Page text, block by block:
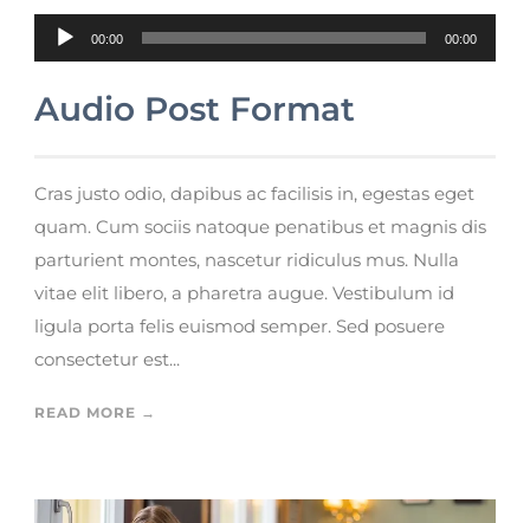
Reproductor de audio
00:00 00:00
Audio Post Format
Cras justo odio, dapibus ac facilisis in, egestas eget
quam. Cum sociis natoque penatibus et magnis dis
parturient montes, nascetur ridiculus mus. Nulla
vitae elit libero, a pharetra augue. Vestibulum id
ligula porta felis euismod semper. Sed posuere
consectetur est...
READ MORE →